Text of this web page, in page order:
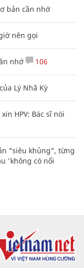
bản cần nhớ
nên gọi
nhớ 106
Lý Nhã Kỳ
HPV: Bác sĩ nói
"siêu khủng", từng
'không có nổi